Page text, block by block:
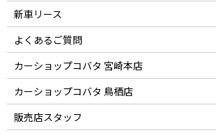
新車リース
よくあるご質問
カーショップコバタ 宮崎本店
カーショップコバタ 鳥栖店
販売店スタッフ